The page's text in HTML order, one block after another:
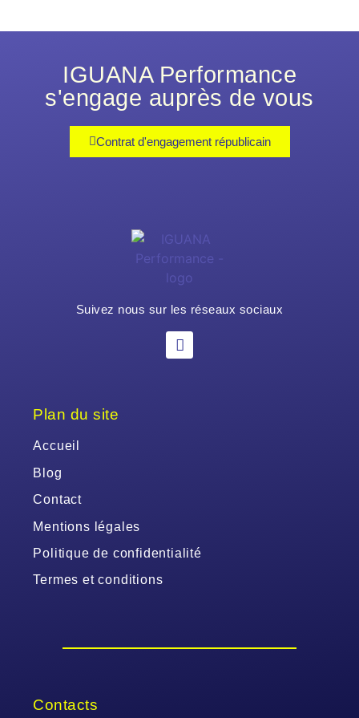
IGUANA Performance
s'engage auprès de vous
Contrat d'engagement républicain
Suivez nous sur les réseaux sociaux
Plan du site
Accueil
Blog
Contact
Mentions légales
Politique de confidentialité
Termes et conditions
Contacts